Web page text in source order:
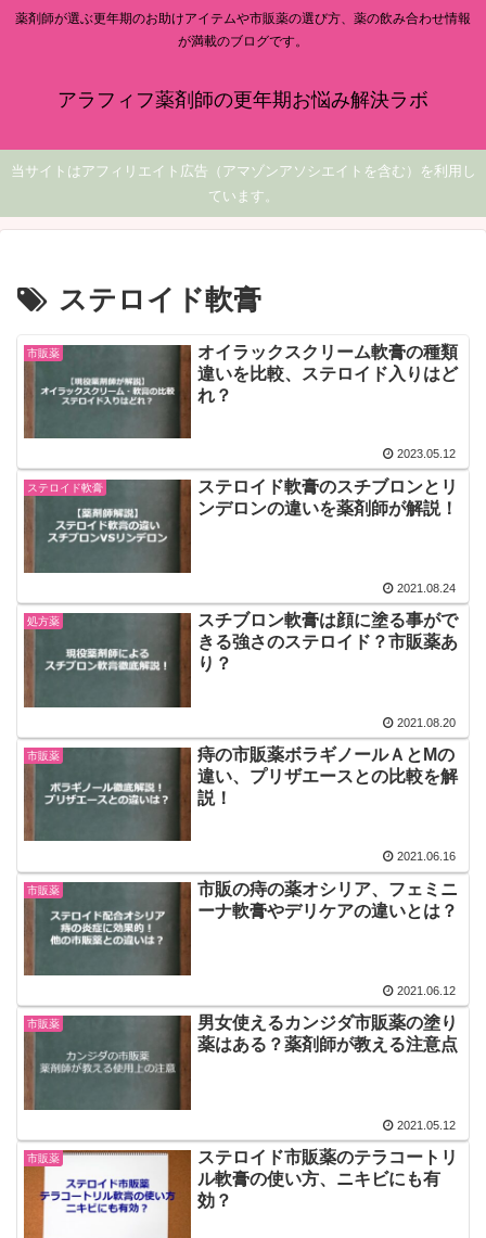
薬剤師が選ぶ更年期のお助けアイテムや市販薬の選び方、薬の飲み合わせ情報
が満載のブログです。
アラフィフ薬剤師の更年期お悩み解決ラボ
当サイトはアフィリエイト広告（アマゾンアソシエイトを含む）を利用し
ています。
ステロイド軟膏
市販薬
オイラックスクリーム軟膏の種類
違いを比較、ステロイド入りはど
れ？
2023.05.12
ステロイド軟膏
ステロイド軟膏のスチブロンとリ
ンデロンの違いを薬剤師が解説！
2021.08.24
処方薬
スチブロン軟膏は顔に塗る事がで
きる強さのステロイド？市販薬あ
り？
2021.08.20
市販薬
痔の市販薬ボラギノールＡとMの
違い、プリザエースとの比較を解
説！
2021.06.16
市販薬
市販の痔の薬オシリア、フェミニ
ーナ軟膏やデリケアの違いとは？
2021.06.12
市販薬
男女使えるカンジダ市販薬の塗り
薬はある？薬剤師が教える注意点
2021.05.12
市販薬
ステロイド市販薬のテラコートリ
ル軟膏の使い方、ニキビにも有
効？